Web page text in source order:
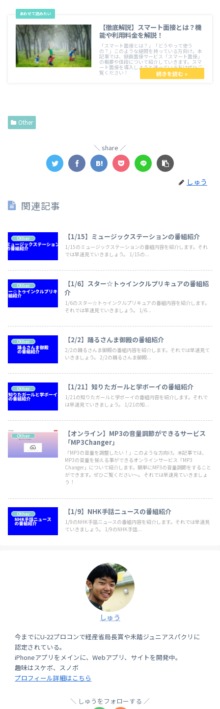
【徹底解説】スマート面接とは？機
能や利用料金を解説！
「スマート面接とは？」「どうやって使う
の？」このような疑問を持っている方向け。本
記事では、録画面接サービス「スマート面接」
の概要や値段について紹介していきます。スマ
ート面接を導入しようと迷っている方はぜひご
覧ください！
Other
share
しゅう
関連記事
Other 【1/15】ミュージックステーションの番組紹介
1/15のミュージックステーションの番組内容を紹介します。それ
では早速見ていきましょう。 1/15の...
Other
【1/6】スター☆トゥインクルプリキュアの番組紹
介
1/6のスター☆トゥインクルプリキュアの番組内容を紹介します。
それでは早速見ていきましょう。 1/6...
Other 【2/2】踊るさんま御殿の番組紹介
2/2の踊るさんま御殿の番組内容を紹介します。それでは早速見て
いきましょう。 2/2の踊るさんま御殿...
Other 【1/21】知りたガールと学ボーイの番組紹介
1/21の知りたガールと学ボーイの番組内容を紹介します。それで
は早速見ていきましょう。 1/21の知...
Other
【オンライン】MP3の音量調節ができるサービス
「MP3Changer」
「MP3の音量を調整したい！」このような方向け。本記事では、
MP3の音量を揃える事ができるオンラインサービス「MP3
Changer」について紹介します。簡単にMP3の音量調節をすること
ができます。ぜひご覧ください〜。 それでは早速見ていきましょ
う！
Other 【1/9】NHK手話ニュースの番組紹介
1/9のNHK手話ニュースの番組内容を紹介します。それでは早速見
ていきましょう。 1/9のNHK手話...
しゅう
今までにU-22プロコンで経産省局長賞や未踏ジュニアスパクリに
認定されている。
iPhoneアプリをメインに、Webアプリ、サイトを開発中。
趣味はスケボ、スノボ
プロフィール詳細はこちら
しゅうをフォローする